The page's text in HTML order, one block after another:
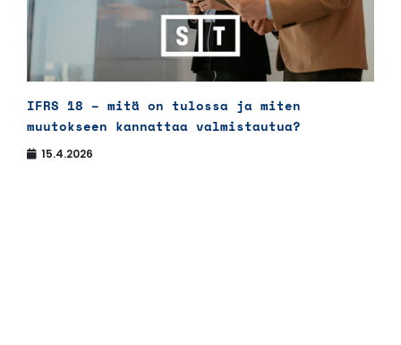
IFRS 18 – mitä on tulossa ja miten
muutokseen kannattaa valmistautua?
15.4.2026